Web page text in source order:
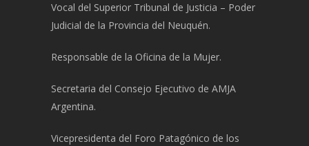
Vocal del Superior Tribunal de Justicia – Poder
Judicial de la Provincia del Neuquén.
Responsable de la Oficina de la Mujer.
Secretaria del Consejo Ejecutivo de AMJA
Argentina.
Vicepresidenta del Foro Patagónico de los